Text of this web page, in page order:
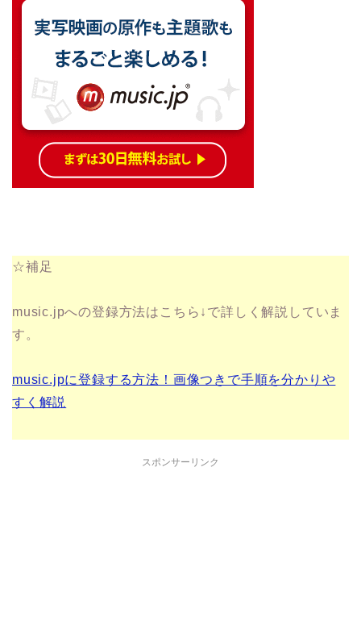
☆補足
music.jpへの登録方法はこちら↓で詳しく解説していま
す。
music.jpに登録する方法！画像つきで手順を分かりや
すく解説
スポンサーリンク